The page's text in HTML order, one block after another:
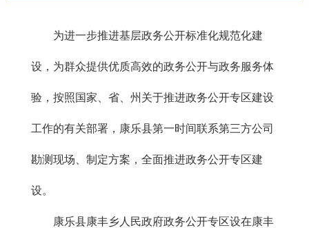
为进一步推进基层政务公开标准化规范化建
设，为群众提供优质高效的政务公开与政务服务体
验，按照国家、省、州关于推进政务公开专区建设
工作的有关部署，康乐县第一时间联系第三方公司
勘测现场、制定方案，全面推进政务公开专区建
设。
康乐县康丰乡人民政府政务公开专区设在康丰